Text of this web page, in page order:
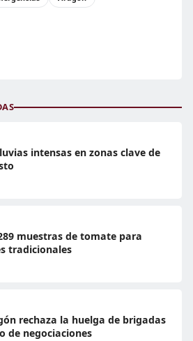
intensas en zonas clave de
muestras de tomate para
tradicionales
rechaza la huelga de brigadas
de negociaciones